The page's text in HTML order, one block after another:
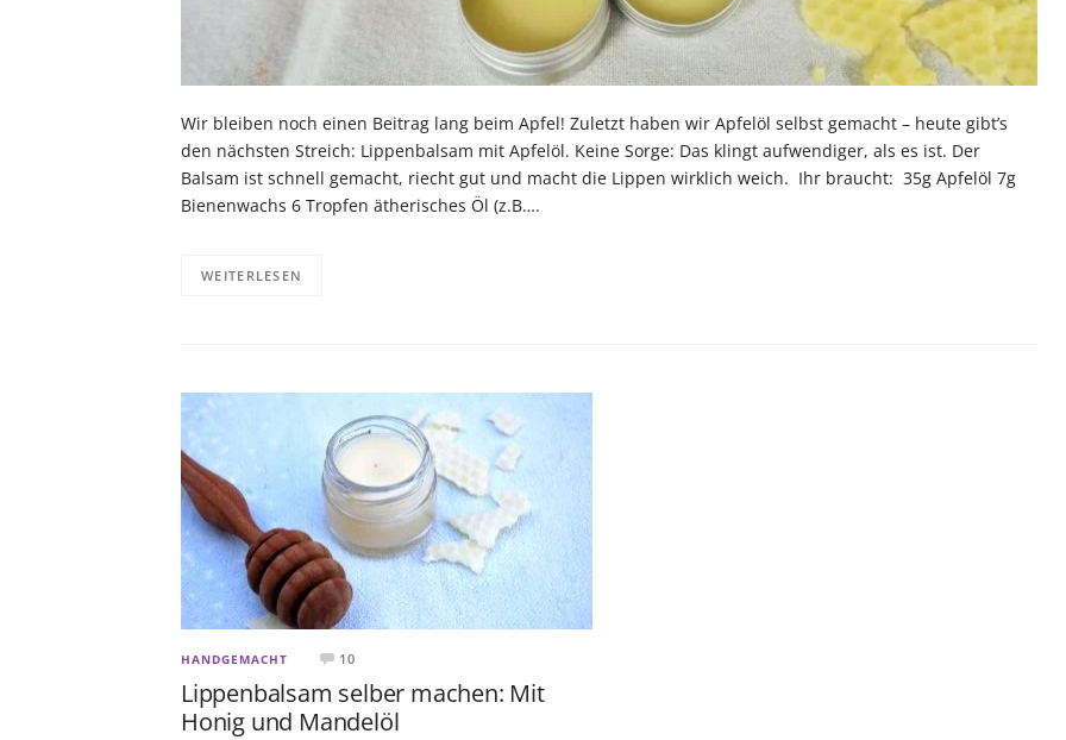
Wir bleiben noch einen Beitrag lang beim Apfel! Zuletzt haben wir Apfelöl selbst gemacht – heute gibt’s
den nächsten Streich: Lippenbalsam mit Apfelöl. Keine Sorge: Das klingt aufwendiger, als es ist. Der
Balsam ist schnell gemacht, riecht gut und macht die Lippen wirklich weich. Ihr braucht: 35g Apfelöl 7g
Bienenwachs 6 Tropfen ätherisches Öl (z.B….
WEITERLESEN
HANDGEMACHT 10
Lippenbalsam selber machen: Mit
Honig und Mandelöl